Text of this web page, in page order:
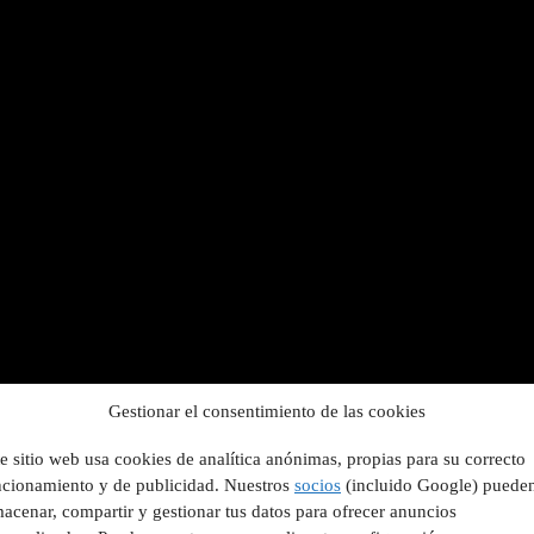
Gestionar el consentimiento de las cookies
sitio web usa cookies de analítica anónimas, propias para su correcto
y de publicidad. Nuestros socios (incluido Google)
compartir y gestionar tus datos para ofrecer anuncios